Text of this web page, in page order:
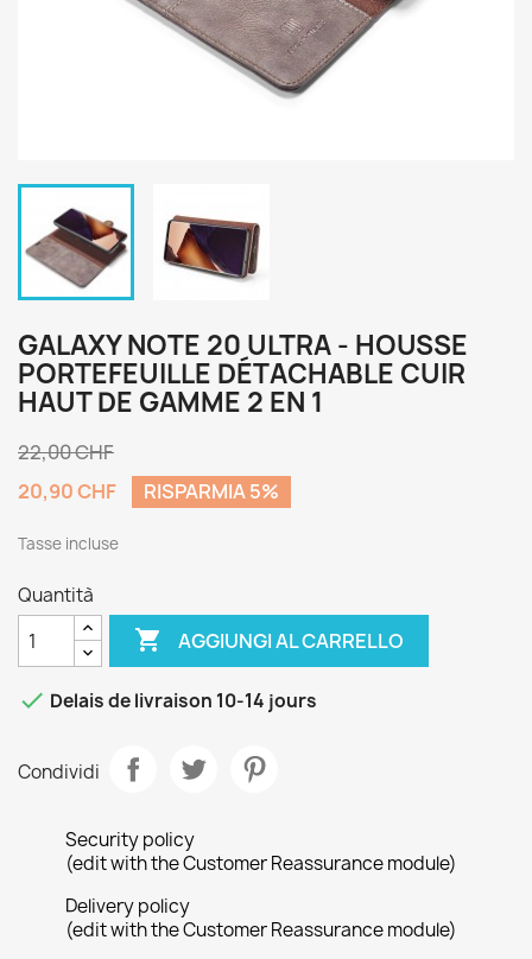
GALAXY NOTE 20 ULTRA - HOUSSE
PORTEFEUILLE DÉTACHABLE CUIR
HAUT DE GAMME 2 EN 1
22,00 CHF
20,90 CHF
RISPARMIA 5%
Tasse incluse
Quantità
 AGGIUNGI AL CARRELLO
 Delais de livraison 10-14 jours
Condividi
Security policy
(edit with the Customer Reassurance module)
Delivery policy
(edit with the Customer Reassurance module)